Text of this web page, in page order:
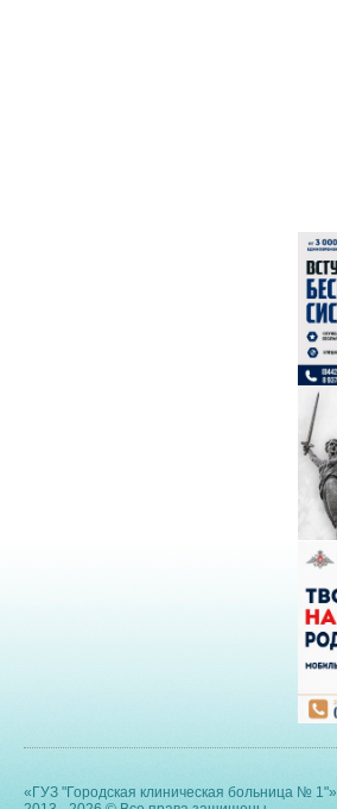
«ГУЗ "Городская клиническая больница № 1"»